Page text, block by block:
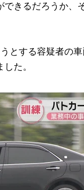
できるだろうか、
とする容疑者の
た。